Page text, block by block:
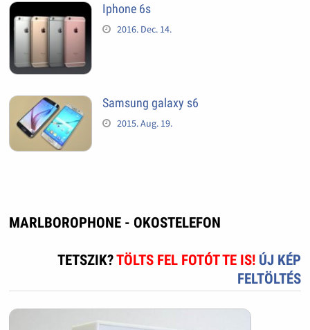
Iphone 6s
2016. Dec. 14.
Samsung galaxy s6
2015. Aug. 19.
MARLBOROPHONE - OKOSTELEFON
TETSZIK?TÖLTS FEL FOTÓT TE IS! ÚJ KÉP
FELTÖLTÉS